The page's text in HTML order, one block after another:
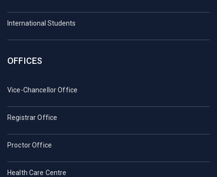
International Students
OFFICES
Vice-Chancellor Office
Registrar Office
Proctor Office
Health Care Centre